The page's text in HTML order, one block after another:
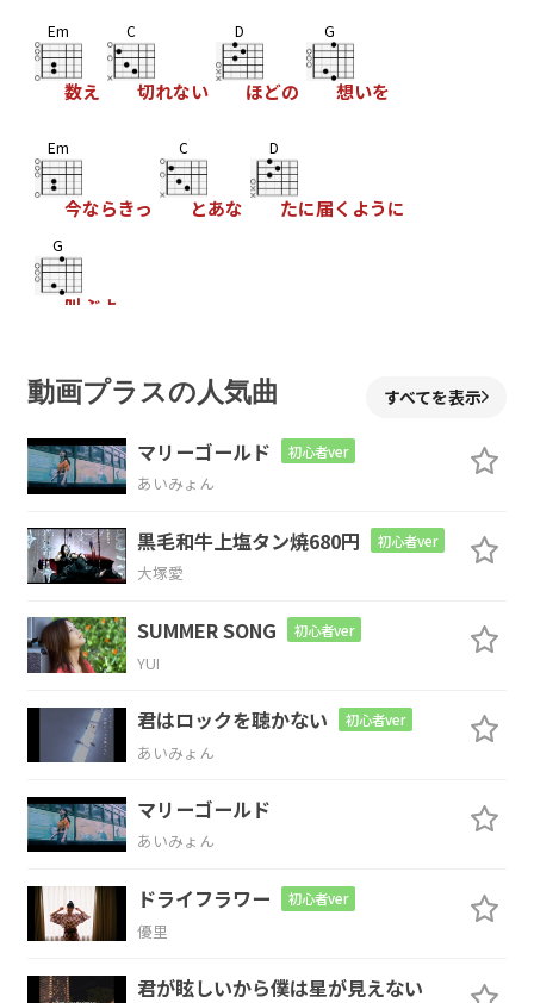
Em
数え
C
切れない
D
ほどの
G
想いを
Em
今ならきっ
C
とあな
D
たに届くように
G
叫ぶよ
Em C D
いつから
Em C D
Em C
Em C
動画プラスの人気曲 すべてを表示
マリーゴールド 初心者ver
あいみょん
黒毛和牛上塩タン焼680円 初心者ver
大塚愛
SUMMER SONG 初心者ver
YUI
君はロックを聴かない 初心者ver
あいみょん
マリーゴールド
あいみょん
ドライフラワー 初心者ver
優里
君が眩しいから僕は星が見えない